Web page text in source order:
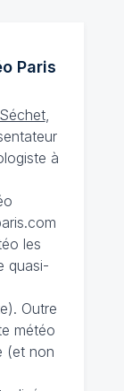
Paris
,
à
les
quasi-
Outre
météo
(et non